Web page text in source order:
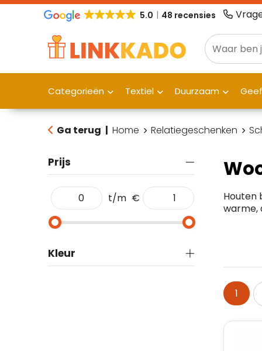
5.0 48 recensies
Categorieën Textiel Duurzaam
Ga terug | Home Relatiegeschenken
Prijs
t/m €
Kleur
Houten
warme,
1